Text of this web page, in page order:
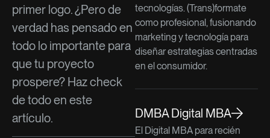
primer logo. ¿Pero de
verdad has pensado en
todo lo importante para
que tu proyecto
prospere? Haz check
de todo en este
artículo.
tecnologías. (Trans)formate
como profesional, fusionando
marketing y tecnología para
diseñar estrategias centradas
en el consumidor.
DMBA Digital MBA
El Digital MBA para recién